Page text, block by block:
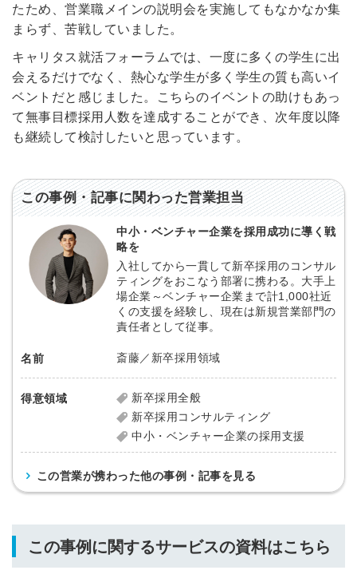
たため、営業職メインの説明会を実施してもなかなか集
まらず、苦戦していました。
キャリタス就活フォーラムでは、一度に多くの学生に出
会えるだけでなく、熱心な学生が多く学生の質も高いイ
ベントだと感じました。こちらのイベントの助けもあっ
て無事目標採用人数を達成することができ、次年度以降
も継続して検討したいと思っています。
この事例・記事に関わった営業担当
中小・ベンチャー企業を採用成功に導く戦
略を
入社してから一貫して新卒採用のコンサル
ティングをおこなう部署に携わる。大手上
場企業～ベンチャー企業まで計1,000社近
くの支援を経験し、現在は新規営業部門の
責任者として従事。
名前 斎藤／新卒採用領域
得意領域
新卒採用全般
新卒採用コンサルティング
中小・ベンチャー企業の採用支援
この営業が携わった他の事例・記事を見る
この事例に関するサービスの資料はこちら